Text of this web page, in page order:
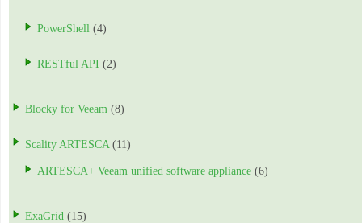
PowerShell (4)
RESTful API (2)
Blocky for Veeam (8)
Scality ARTESCA (11)
ARTESCA+ Veeam unified software appliance (6)
ExaGrid (15)